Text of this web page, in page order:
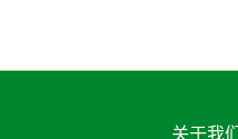
关于我们